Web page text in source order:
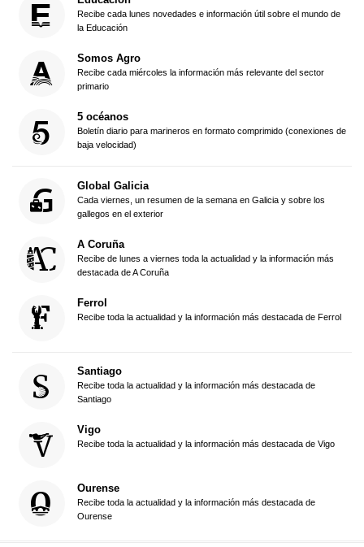
Recibe cada lunes novedades e información útil sobre el mundo de
la Educación
Somos Agro
Recibe cada miércoles la información más relevante del sector
primario
5 océanos
Boletín diario para marineros en formato comprimido (conexiones de
baja velocidad)
Global Galicia
Cada viernes, un resumen de la semana en Galicia y sobre los
gallegos en el exterior
A Coruña
Recibe de lunes a viernes toda la actualidad y la información más
destacada de A Coruña
Ferrol
Recibe toda la actualidad y la información más destacada de Ferrol
Santiago
Recibe toda la actualidad y la información más destacada de
Santiago
Vigo
Recibe toda la actualidad y la información más destacada de Vigo
Ourense
Recibe toda la actualidad y la información más destacada de
Ourense